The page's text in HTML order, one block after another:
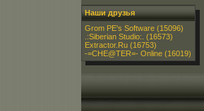
Наши друзья
Grom PE's Software (15096)
.:Siberian Studio:. (16573)
Extractor.Ru (16753)
-=CHE@TER=- Online (16019)